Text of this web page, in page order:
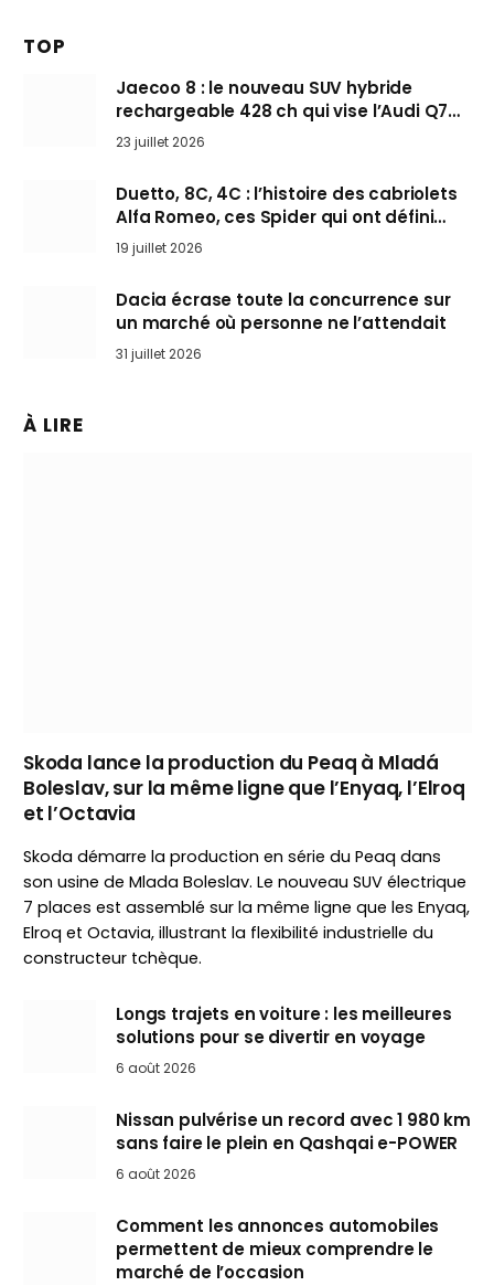
TOP
Jaecoo 8 : le nouveau SUV hybride
rechargeable 428 ch qui vise l’Audi Q7
arrive en Europe cet automne
23 juillet 2026
Duetto, 8C, 4C : l’histoire des cabriolets
Alfa Romeo, ces Spider qui ont défini
l’art de rouler cheveux au vent
19 juillet 2026
Dacia écrase toute la concurrence sur
un marché où personne ne l’attendait
31 juillet 2026
À LIRE
Skoda lance la production du Peaq à Mladá
Boleslav, sur la même ligne que l’Enyaq, l’Elroq
et l’Octavia
Skoda démarre la production en série du Peaq dans
son usine de Mlada Boleslav. Le nouveau SUV électrique
7 places est assemblé sur la même ligne que les Enyaq,
Elroq et Octavia, illustrant la flexibilité industrielle du
constructeur tchèque.
Longs trajets en voiture : les meilleures
solutions pour se divertir en voyage
6 août 2026
Nissan pulvérise un record avec 1 980 km
sans faire le plein en Qashqai e-POWER
6 août 2026
Comment les annonces automobiles
permettent de mieux comprendre le
marché de l’occasion